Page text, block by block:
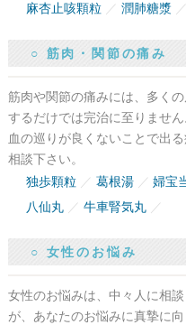
麻杏止咳顆粒
潤肺糖漿
○ 筋肉・関節の痛み
筋肉や関節の痛みには、多く
するだけでは完治に至りませ
血の巡りが良くないことで出
相談下さい。
独歩顆粒
葛根湯 婦宝
八仙丸
牛車腎気丸
○ 女性のお悩み
女性のお悩みは、中々人に相
が、あなたのお悩みに真摯に